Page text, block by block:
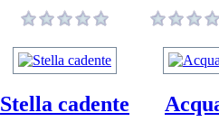
Stella cadente